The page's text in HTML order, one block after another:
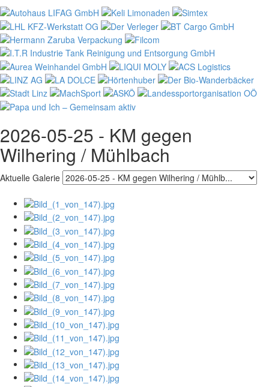
2026-05-25 - KM gegen
Wilhering / Mühlbach
Aktuelle Galerie